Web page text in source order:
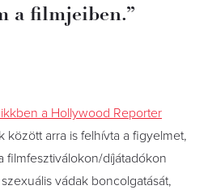
a filmjeiben.”
a Hollywood Reporter
között arra is felhívta a figyelmet,
filmfesztiválokon/díjátadókon
vádak boncolgatását,